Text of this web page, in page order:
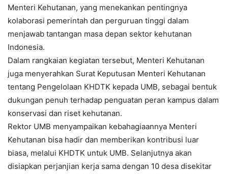
Menteri Kehutanan, yang menekankan pentingnya
kolaborasi pemerintah dan perguruan tinggi dalam
menjawab tantangan masa depan sektor kehutanan
Indonesia.
Dalam rangkaian kegiatan tersebut, Menteri Kehutanan
juga menyerahkan Surat Keputusan Menteri Kehutanan
tentang Pengelolaan KHDTK kepada UMB, sebagai bentuk
dukungan penuh terhadap penguatan peran kampus dalam
konservasi dan riset kehutanan.
Rektor UMB menyampaikan kebahagiaannya Menteri
Kehutanan bisa hadir dan memberikan kontribusi luar
biasa, melalui KHDTK untuk UMB. Selanjutnya akan
disiapkan perjanjian kerja sama dengan 10 desa disekitar